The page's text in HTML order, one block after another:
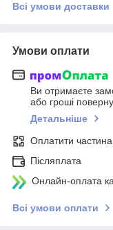
Всі умови доставки
Умови оплати
Ви отримаєте
або гроші
Детальніше
Оплатити
Післяплата
Онлайн-оплата
Всі умови оплати